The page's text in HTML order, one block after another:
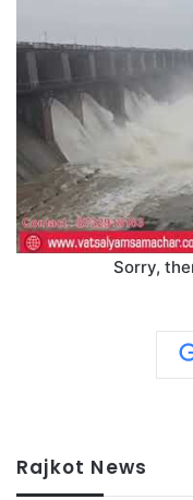
Sorry,
Rajkot News